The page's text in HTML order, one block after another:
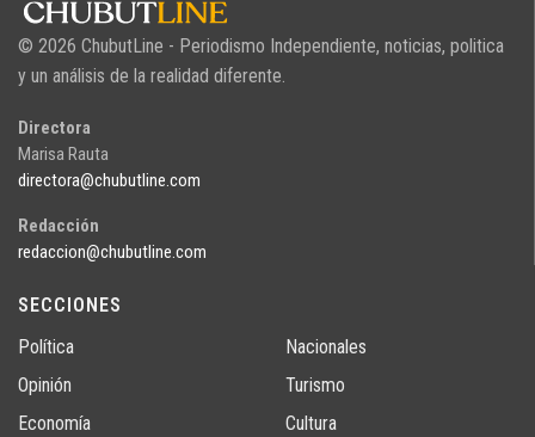
© 2026 ChubutLine - Periodismo Independiente, noticias, politica
y un análisis de la realidad diferente.
Directora
Marisa Rauta
directora@chubutline.com
Redacción
redaccion@chubutline.com
SECCIONES
Política
Opinión
Economía
Nacionales
Turismo
Cultura